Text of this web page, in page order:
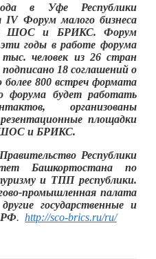
в Уфе Республики
Форум малого бизнеса
ШОС и БРИКС. Форум
годы в работе форума
человек из 26 стран
18 соглашений о
более 800 встреч формата
форума будет работать
организованы
площадки
ШОС и БРИКС.
Республики
Башкортостана по
и ТПП республики.
промышленная палата
государственные и
РФ. http://sco-brics.ru/ru/